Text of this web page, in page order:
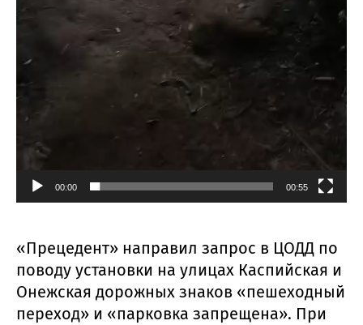
00:00 00:55
«Прецедент» направил запрос в ЦОДД по
поводу установки на улицах Каспийская и
Онежская дорожных знаков «пешеходный
переход» и «парковка запрещена». При